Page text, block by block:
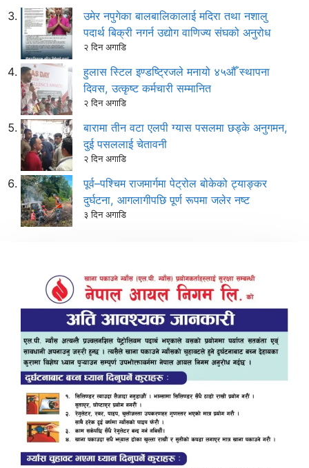
उमेर नपुगेका बालबालिकालाई मदिरा तथा नशालु
पदार्थ बिक्री नगर्न उद्योग वाणिज्य संघको अनुरोध
२ दिन अगाडि
हुलास स्टिल इण्डष्ट्रिजले मनायो ४५औँ स्थापना
दिवस, उत्कृष्ट कर्मचारी सम्मानित
२ दिन अगाडि
बारामा तीन वटा एलपी ग्यास पसलमा छड्के अनुगमन,
दुई पसललाई चेतावनी
२ दिन अगाडि
पूर्व–पश्चिम राजमार्गमा पेट्रोल बोकेको ट्याङ्कर
दुर्घटना, आगलागीपछि पूर्ण रूपमा जलेर नष्ट
३ दिन अगाडि